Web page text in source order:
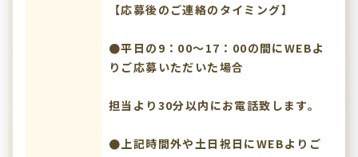
【応募後のご連絡のタイミング】
●平日の9：00～17：00の間にWEBよ
りご応募いただいた場合
担当より30分以内にお電話致します。
●上記時間外や土日祝日にWEBよりご